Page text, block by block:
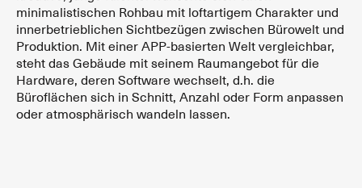
minimalistischen Rohbau mit loftartigem Charakter und
innerbetrieblichen Sichtbezügen zwischen Bürowelt und
Produktion. Mit einer APP-basierten Welt vergleichbar,
steht das Gebäude mit seinem Raumangebot für die
Hardware, deren Software wechselt, d.h. die
Büroflächen sich in Schnitt, Anzahl oder Form anpassen
oder atmosphärisch wandeln lassen.